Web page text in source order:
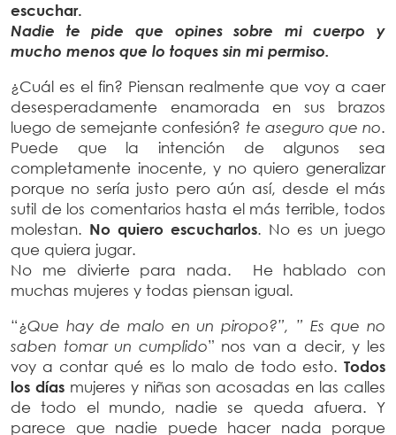
escuchar.
Nadie te pide que opines sobre mi cuerpo y
mucho menos que lo toques sin mi permiso.
¿Cuál es el fin? Piensan realmente que voy a caer
desesperadamente enamorada en sus brazos
luego de semejante confesión? te aseguro que no.
Puede que la intención de algunos sea
completamente inocente, y no quiero generalizar
porque no sería justo pero aún así, desde el más
sutil de los comentarios hasta el más terrible, todos
molestan. No quiero escucharlos. No es un juego
que quiera jugar.
No me divierte para nada. He hablado con
muchas mujeres y todas piensan igual.
“¿Que hay de malo en un piropo?”, ” Es que no
saben tomar un cumplido” nos van a decir, y les
voy a contar qué es lo malo de todo esto. Todos
los díasmujeres y niñas son acosadas en las calles
de todo el mundo, nadie se queda afuera. Y
parece que nadie puede hacer nada porque